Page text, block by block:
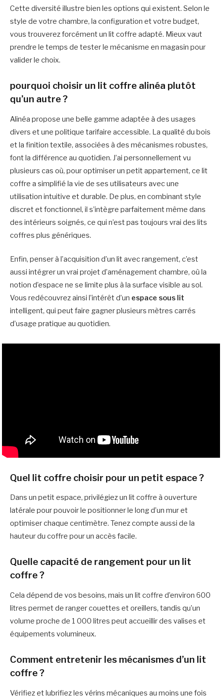
Cette diversité illustre bien les options qui existent. Selon le
style de votre chambre, la configuration et votre budget,
vous trouverez forcément un lit coffre adapté. Mieux vaut
prendre le temps de tester le mécanisme en magasin pour
valider le choix.
pourquoi choisir un lit coffre alinéa plutôt
qu’un autre ?
Alinéa propose une belle gamme adaptée à des usages
divers et une politique tarifaire accessible. La qualité du bois
et la finition textile, associées à des mécanismes robustes,
font la différence au quotidien. J’ai personnellement vu
plusieurs cas où, pour optimiser un petit appartement, ce lit
coffre a simplifié la vie de ses utilisateurs avec une
utilisation intuitive et durable. De plus, en combinant style
discret et fonctionnel, il s’intègre parfaitement même dans
des intérieurs soignés, ce qui n’est pas toujours vrai des lits
coffres plus génériques.
Enfin, penser à l’acquisition d’un lit avec rangement, c’est
aussi intégrer un vrai projet d’aménagement chambre, où la
notion d’espace ne se limite plus à la surface visible au sol.
Vous redécouvrez ainsi l’intérêt d’un espace sous lit
intelligent, qui peut faire gagner plusieurs mètres carrés
d’usage pratique au quotidien.
Quel lit coffre choisir pour un petit espace ?
Dans un petit espace, privilégiez un lit coffre à ouverture
latérale pour pouvoir le positionner le long d’un mur et
optimiser chaque centimètre. Tenez compte aussi de la
hauteur du coffre pour un accès facile.
Quelle capacité de rangement pour un lit
coffre ?
Cela dépend de vos besoins, mais un lit coffre d’environ 600
litres permet de ranger couettes et oreillers, tandis qu’un
volume proche de 1 000 litres peut accueillir des valises et
équipements volumineux.
Comment entretenir les mécanismes d’un lit
coffre ?
Vérifiez et lubrifiez les vérins mécaniques au moins une fois